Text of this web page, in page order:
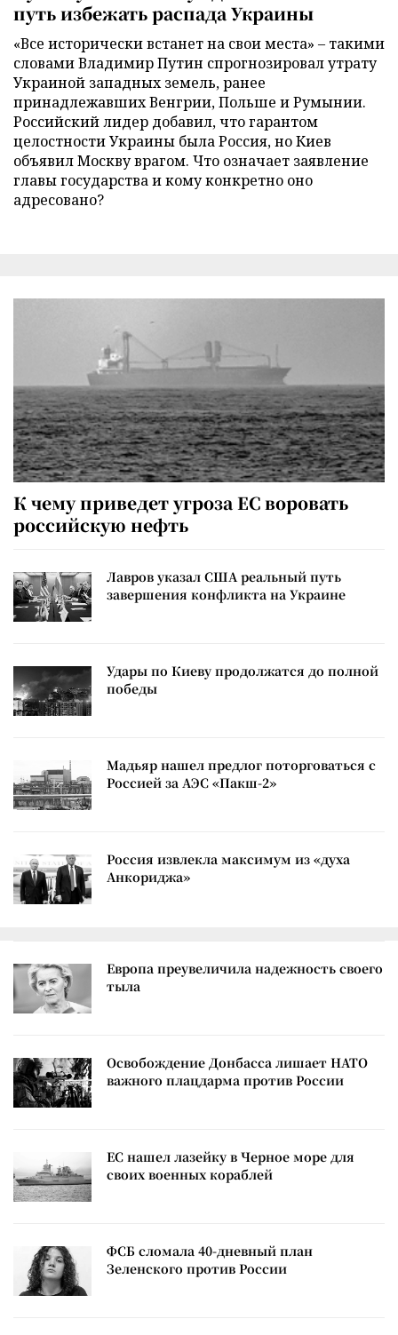
путь избежать распада Украины
«Все исторически встанет на свои места» – такими
словами Владимир Путин спрогнозировал утрату
Украиной западных земель, ранее
принадлежавших Венгрии, Польше и Румынии.
Российский лидер добавил, что гарантом
целостности Украины была Россия, но Киев
объявил Москву врагом. Что означает заявление
главы государства и кому конкретно оно
адресовано?
К чему приведет угроза ЕС воровать
российскую нефть
Лавров указал США реальный путь
завершения конфликта на Украине
Удары по Киеву продолжатся до полной
победы
Мадьяр нашел предлог поторговаться с
Россией за АЭС «Пакш-2»
Россия извлекла максимум из «духа
Анкориджа»
Европа преувеличила надежность своего
тыла
Освобождение Донбасса лишает НАТО
важного плацдарма против России
ЕС нашел лазейку в Черное море для
своих военных кораблей
ФСБ сломала 40-дневный план
Зеленского против России